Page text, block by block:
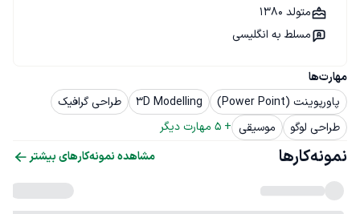
مهارت‌ها
پاورپوینت (Power Point)
3D Modelling
طراحی گرافیک
طراحی لوگو
موسیقی +
5 مهارت دیگر
متولد 1380
مسلط به انگلیسی
نمونه‌کارها مشاهده نمونه‌کارهای بیشتر